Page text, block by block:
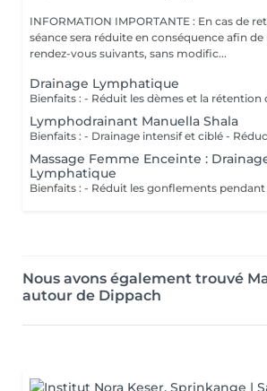
INFORMATION IMPORTANTE : En cas de retard, la durée de la
séance sera réduite en conséquence afin de
rendez-vous suivants, sans modific...
Drainage Lymphatique
Lymphodrainant Manuella Shala
Massage Femme Enceinte :
Lymphatique
Nous avons également trouvé
autour de Dippach